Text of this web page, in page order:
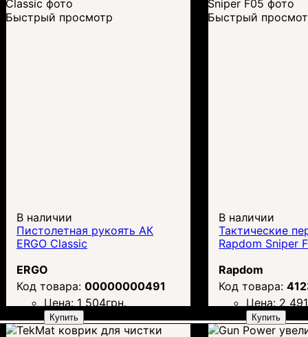
Быстрый просмотр
В наличии
Пистолетная рукоять АК
ERGO Classic
ERGO
00000000491
Цена: 1 504грн.
Купить
Быстрый
В наличии
Тактические
Rapdom Sniper
Rapdom
Цена: 2 491
Купить